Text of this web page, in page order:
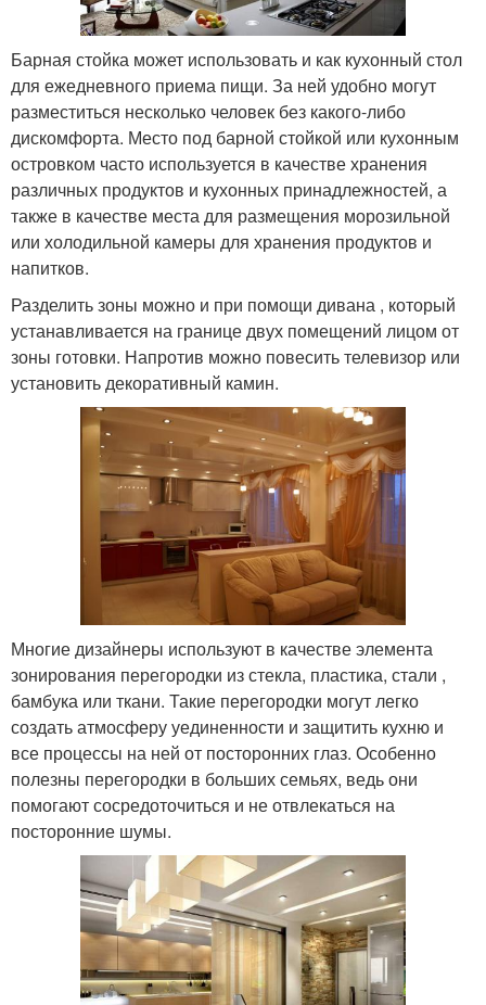
Барная стойка может использовать и как кухонный стол
для ежедневного приема пищи. За ней удобно могут
разместиться несколько человек без какого-либо
дискомфорта. Место под барной стойкой или кухонным
островком часто используется в качестве хранения
различных продуктов и кухонных принадлежностей, а
также в качестве места для размещения морозильной
или холодильной камеры для хранения продуктов и
напитков.
Разделить зоны можно и при помощи дивана , который
устанавливается на границе двух помещений лицом от
зоны готовки. Напротив можно повесить телевизор или
установить декоративный камин.
Многие дизайнеры используют в качестве элемента
зонирования перегородки из стекла, пластика, стали ,
бамбука или ткани. Такие перегородки могут легко
создать атмосферу уединенности и защитить кухню и
все процессы на ней от посторонних глаз. Особенно
полезны перегородки в больших семьях, ведь они
помогают сосредоточиться и не отвлекаться на
посторонние шумы.